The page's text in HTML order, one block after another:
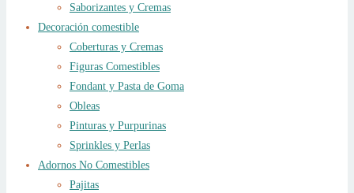
Saborizantes y Cremas
Decoración comestible
Coberturas y Cremas
Figuras Comestibles
Fondant y Pasta de Goma
Obleas
Pinturas y Purpurinas
Sprinkles y Perlas
Adornos No Comestibles
Pajitas